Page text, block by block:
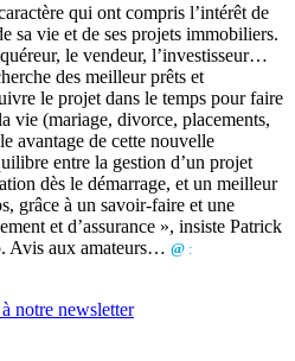
qui ont compris l’intérêt de
sa vie et de ses projets immobiliers.
le vendeur, l’investisseur…
des meilleur prêts et
le projet dans le temps pour faire
vie (mariage, divorce, placements,
avantage de cette nouvelle
entre la gestion d’un projet
dès le démarrage, et un meilleur
grâce à un savoir-faire et une
et d’assurance », insiste Patrick
Avis aux amateurs… @ :
notre newsletter